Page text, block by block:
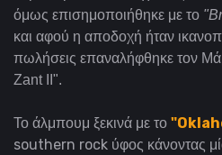
όμως επισημοποιήθηκε με το
και αφού η αποδοχή ήταν
πωλήσεις επαναλήφθηκε τον
Zant II".
Το άλμπουμ ξεκινά με το
southern rock ύφος κάνοντας